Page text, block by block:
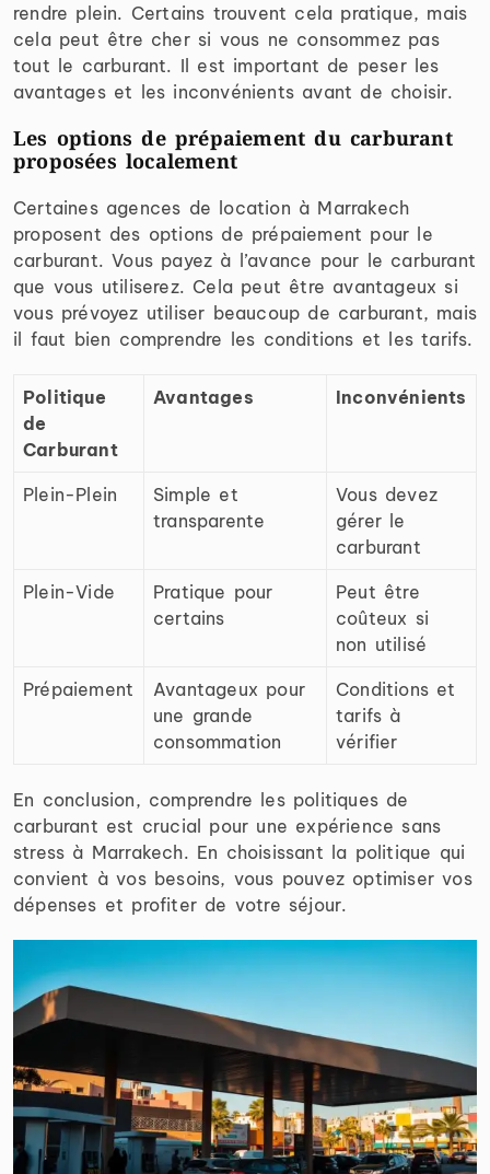
rendre plein. Certains trouvent cela pratique, mais
cela peut être cher si vous ne consommez pas
tout le carburant. Il est important de peser les
avantages et les inconvénients avant de choisir.
Les options de prépaiement du carburant
proposées localement
Certaines agences de location à Marrakech
proposent des options de prépaiement pour le
carburant. Vous payez à l’avance pour le carburant
que vous utiliserez. Cela peut être avantageux si
vous prévoyez utiliser beaucoup de carburant, mais
il faut bien comprendre les conditions et les tarifs.
Politique
de
Carburant
Avantages Inconvénients
Plein-Plein
Simple et
transparente
Vous devez
gérer le
carburant
Plein-Vide
Pratique pour
certains
Peut être
coûteux si
non utilisé
Prépaiement
Avantageux pour
une grande
consommation
Conditions et
tarifs à
vérifier
En conclusion, comprendre les politiques de
carburant est crucial pour une expérience sans
stress à Marrakech. En choisissant la politique qui
convient à vos besoins, vous pouvez optimiser vos
dépenses et profiter de votre séjour.